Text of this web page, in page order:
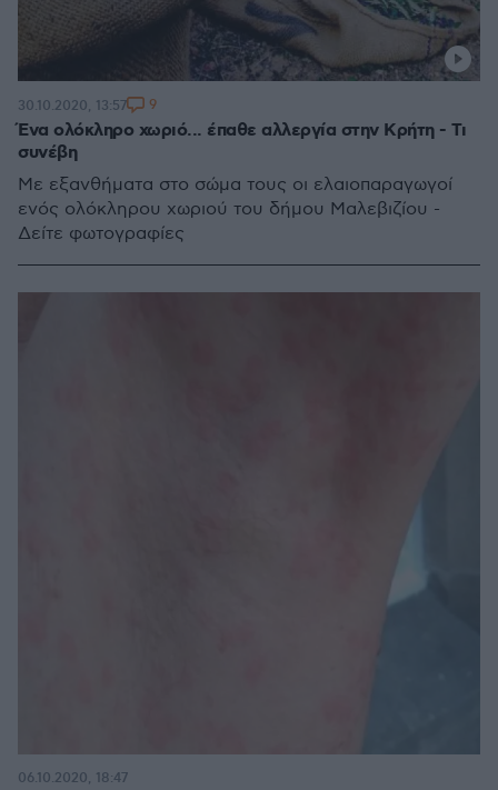
Ένα ολόκληρο χωριό... έπαθε αλλεργία στην Κρήτη - Τι
συνέβη
Με εξανθήματα στο σώμα τους οι ελαιοπαραγωγοί
ενός ολόκληρου χωριού του δήμου Μαλεβιζίου -
Δείτε φωτογραφίες
30.10.2020, 13:57 9
06.10.2020, 18:47